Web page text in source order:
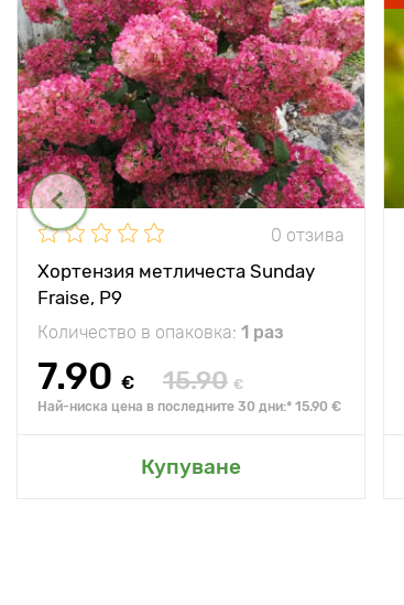
0 отзива
Хортензия метличеста Sunday
Fraise, P9
Количество в опаковка: 1 раз
7.90 € 15.90 €
Най-ниска цена в последните 30 дни:* 15.90 €
Купуване